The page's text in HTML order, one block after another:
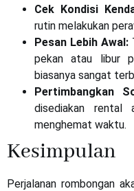
Cek Kondisi
rutin melakukan
Pesan Lebih Awal:
pekan atau libur
biasanya sangat
Pertimbangkan
disediakan rental
menghemat waktu.
Kesimpulan
Perjalanan rombongan